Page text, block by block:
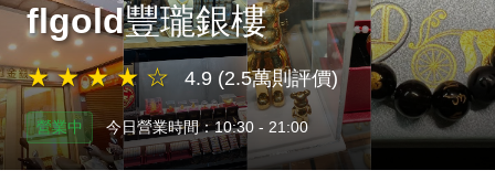
flgold豐瓏銀樓
★ ★ ★ ★ ☆ 4.9 (2.5萬則評價)
營業中 今日營業時間：10:30 - 21:00